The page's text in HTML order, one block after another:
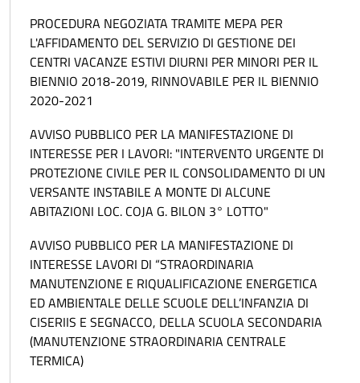
PROCEDURA NEGOZIATA TRAMITE MEPA PER
L'AFFIDAMENTO DEL SERVIZIO DI GESTIONE DEI
CENTRI VACANZE ESTIVI DIURNI PER MINORI PER IL
BIENNIO 2018-2019, RINNOVABILE PER IL BIENNIO
2020-2021
AVVISO PUBBLICO PER LA MANIFESTAZIONE DI
INTERESSE PER I LAVORI: "INTERVENTO URGENTE DI
PROTEZIONE CIVILE PER IL CONSOLIDAMENTO DI UN
VERSANTE INSTABILE A MONTE DI ALCUNE
ABITAZIONI LOC. COJA G. BILON 3° LOTTO"
AVVISO PUBBLICO PER LA MANIFESTAZIONE DI
INTERESSE LAVORI DI “STRAORDINARIA
MANUTENZIONE E RIQUALIFICAZIONE ENERGETICA
ED AMBIENTALE DELLE SCUOLE DELL’INFANZIA DI
CISERIIS E SEGNACCO, DELLA SCUOLA SECONDARIA
(MANUTENZIONE STRAORDINARIA CENTRALE
TERMICA)